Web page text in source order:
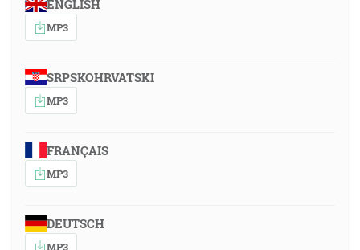
ENGLISH
MP3
SRPSKOHRVATSKI
MP3
FRANÇAIS
MP3
DEUTSCH
MP3